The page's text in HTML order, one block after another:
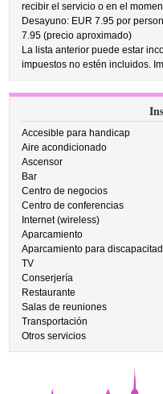
recibir el servicio o en el
Desayuno: EUR 7.95 por
7.95 (precio aproximado)
La lista anterior puede estar
impuestos no estén incluidos.
Accesible para handicap
Aire acondicionado
Ascensor
Bar
Centro de negocios
Centro de conferencias
Internet (wireless)
Aparcamiento
Aparcamiento para
TV
Conserjería
Restaurante
Salas de reuniones
Transportación
Otros servicios